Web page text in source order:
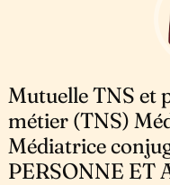
Mutuelle TNS et
métier (TNS)
Médiatrice
PERSONNE ET